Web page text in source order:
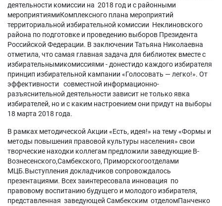
деятельности комиссии на 2018 год и с районными
мероприятиямиКомплексного плана мероприятий
территориальной избирательной комиссии Неклиновского
района по подготовке и проведению выборов Президента
Российской Федерации. В заключении Татьяна Николаевна
отметила, что самая главная задача для библиотек вместе с
избирательнымикомиссиями - донестидо каждого избирателя
принцип избирательной кампании «Голосовать — легко!». От
эффективности совместной информационно-
разъяснительной деятельности зависит не только явка
избирателей, но и с каким настроением они придут на выборы
18 марта 2018 года.
В рамках методической Акции «Есть, идея!» на тему «Формы и
методы повышения правовой культуры населения» свои
творческие находки коллегам предложили заведующие В-
Вознесенского,Самбекского, Приморскогоотделами
МЦБ.Выступления докладчиков сопровождалось
презентациями. Всех заинтересовала инновация по
правовому воспитанию будущего и молодого избирателя,
представленная заведующей Самбекским отделомПанченко